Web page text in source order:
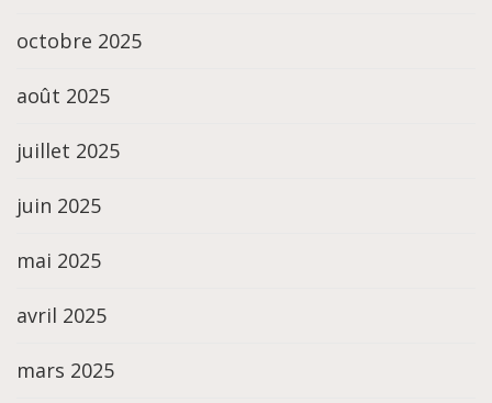
octobre 2025
août 2025
juillet 2025
juin 2025
mai 2025
avril 2025
mars 2025